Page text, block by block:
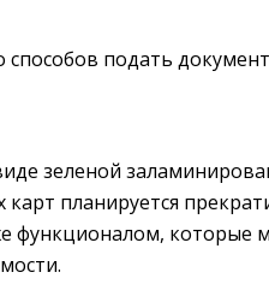
способов подать
зеленой
планируется
функционалом, которые